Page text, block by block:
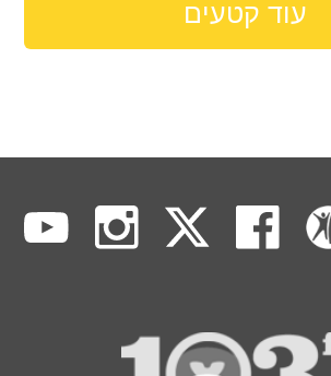
עוד קטעים